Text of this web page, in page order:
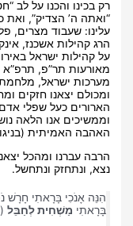
רק בכינו והכנו על לב
“ואתה ה’ הצדיק”, ואת
עלינו: שעבוד מצרים,
הרג קהילות אשכנז,
על קהילות ישראל
מאורעות תר”פ, תרפ”א
מערכות ישראל,
ומכולם יצאנו חזקים
הארורים כעל שפלי
וממשיכים אנו הלאה
האהבה האמיתית
הרבה עברנו ומהכל
נצא, ונתחזק ונתחשל.
הִנֵּה אָנֹכִי בָּרָאתִי חָרָשׁ
בָּרָאתִי מַשְׁחִית לְחַבֵּל